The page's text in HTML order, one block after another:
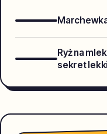
Ryż na
sekret